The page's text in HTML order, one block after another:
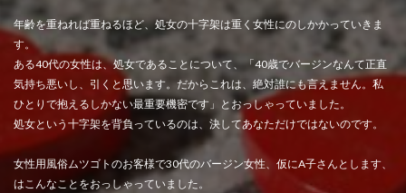
年齢を重ねれば重ねるほど、処女の十字架は重く女性にのしかかっていきま
す。
ある40代の女性は、処女であることについて、「40歳でバージンなんて正直
気持ち悪いし、引くと思います。だからこれは、絶対誰にも言えません。私
ひとりで抱えるしかない最重要機密です」とおっしゃっていました。
処女という十字架を背負っているのは、決してあなただけではないのです。
女性用風俗ムツゴトのお客様で30代のバージン女性、仮にA子さんとします、
はこんなことをおっしゃっていました。